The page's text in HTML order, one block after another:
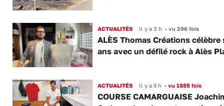
ACTUALITÉS Il y a 3 h •vu 296 fois
ALÈS Thomas Créations célèbre
ans avec un défilé rock à Alès
ACTUALITÉS Il y a 5 h •vu 1885 fois
COURSE CAMARGUAISE